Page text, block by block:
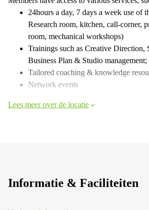
24hours a day, 7 days a week use of
Research room, kitchen, call-corner,
room, mechanical workshops)
Trainings such as Creative Direction,
Business Plan & Studio management;
Tailored coaching & knowledge
Network events
Lees meer over de locatie
Informatie & Faciliteiten